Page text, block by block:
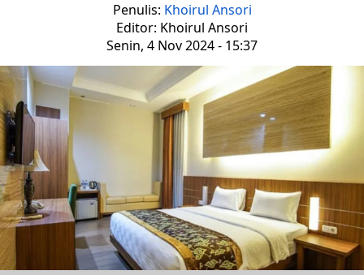
Penulis: Khoirul Ansori
Editor: Khoirul Ansori
Senin, 4 Nov 2024 - 15:37